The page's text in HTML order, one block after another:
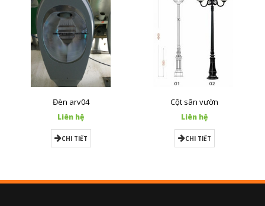
Đèn arv04
Liên hệ
CHI TIẾT
Cột sân vườn
Liên hệ
CHI TIẾT